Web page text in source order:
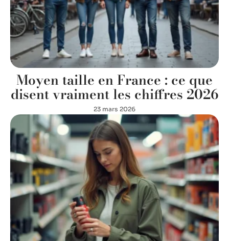
Moyen taille en France : ce que
disent vraiment les chiffres 2026
23 mars 2026